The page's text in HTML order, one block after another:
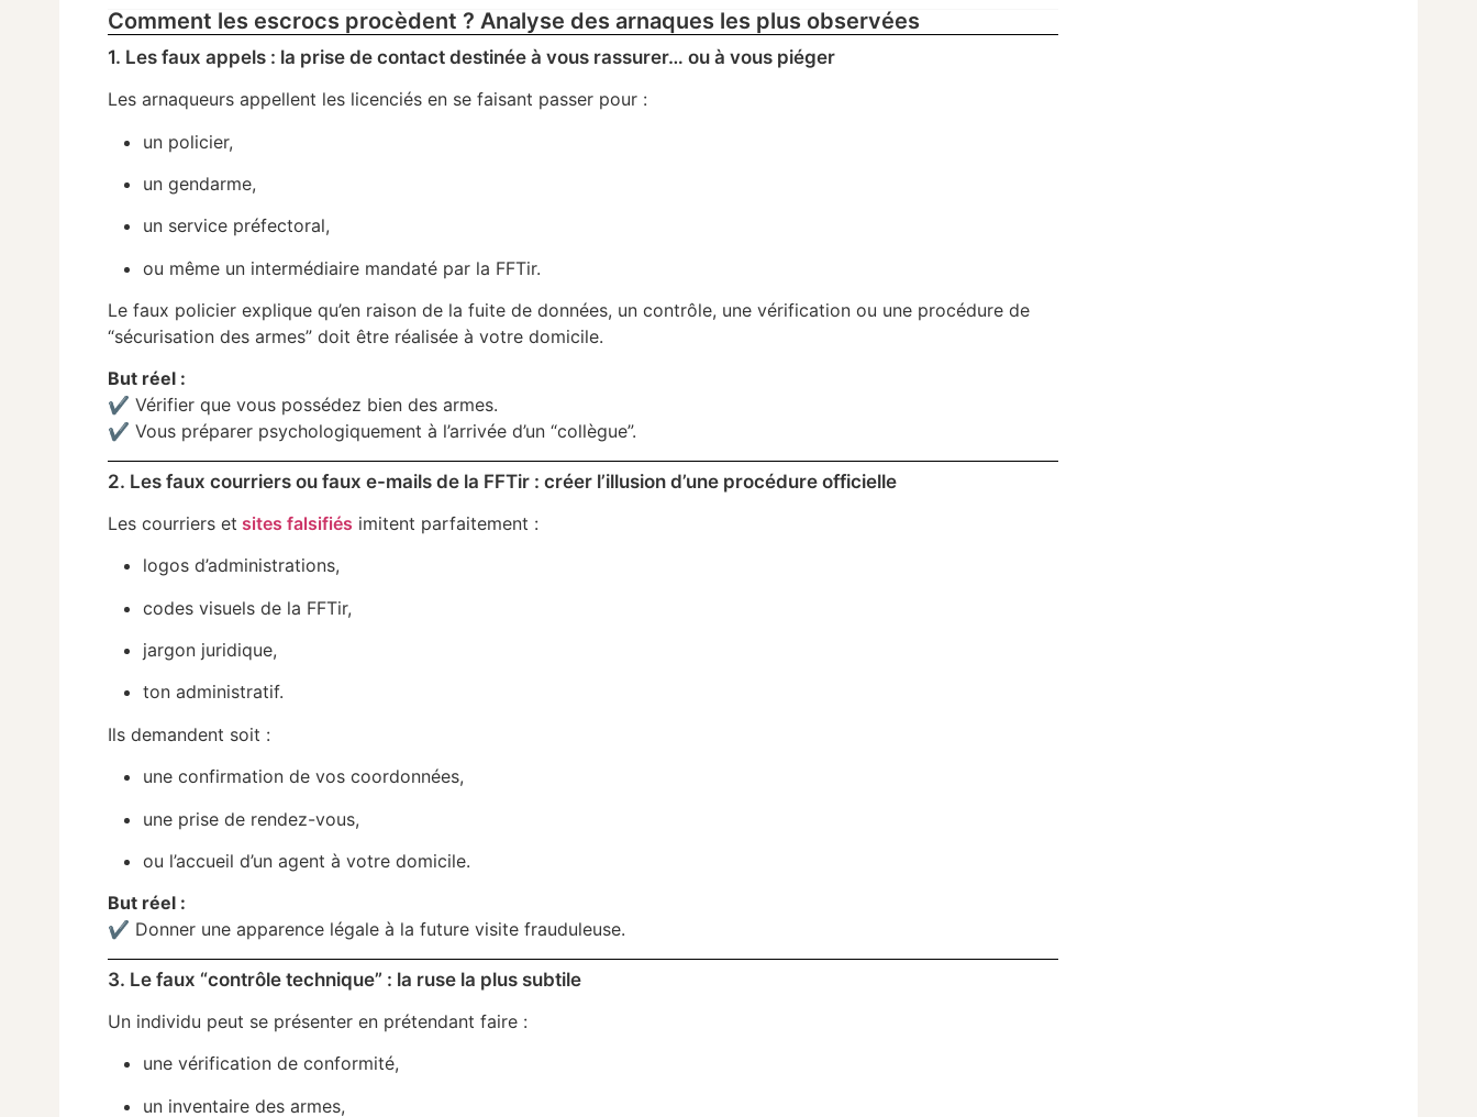
Comment les escrocs procèdent ? Analyse des arnaques les plus observées
1. Les faux appels : la prise de contact destinée à vous rassurer… ou à vous piéger
Les arnaqueurs appellent les licenciés en se faisant passer pour :
un policier,
un gendarme,
un service préfectoral,
ou même un intermédiaire mandaté par la FFTir.
Le faux policier explique qu’en raison de la fuite de données, un contrôle, une vérification ou une procédure de
“sécurisation des armes” doit être réalisée à votre domicile.
But réel :
✔ Vérifier que vous possédez bien des armes.
✔ Vous préparer psychologiquement à l’arrivée d’un “collègue”.
2. Les faux courriers ou faux e-mails de la FFTir : créer l’illusion d’une procédure officielle
Les courriers et sites falsifiés imitent parfaitement :
logos d’administrations,
codes visuels de la FFTir,
jargon juridique,
ton administratif.
Ils demandent soit :
une confirmation de vos coordonnées,
une prise de rendez-vous,
ou l’accueil d’un agent à votre domicile.
But réel :
✔ Donner une apparence légale à la future visite frauduleuse.
3. Le faux “contrôle technique” : la ruse la plus subtile
Un individu peut se présenter en prétendant faire :
une vérification de conformité,
un inventaire des armes,